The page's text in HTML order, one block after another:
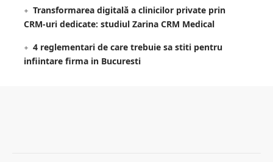
Transformarea digitală a clinicilor private prin
CRM-uri dedicate: studiul Zarina CRM Medical
4 reglementari de care trebuie sa stiti pentru
infiintare firma in Bucuresti